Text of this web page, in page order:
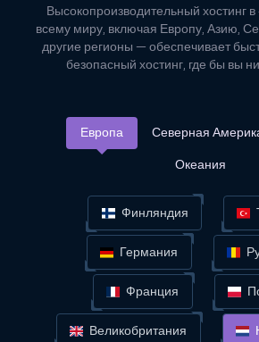
Высокопроизводительный хостинг
всему миру, включая Европу, Азию,
другие регионы — обеспечивает
безопасный хостинг, где бы вы
Европа Северная
Океания
Финляндия
Германия
Франция
Великобритания